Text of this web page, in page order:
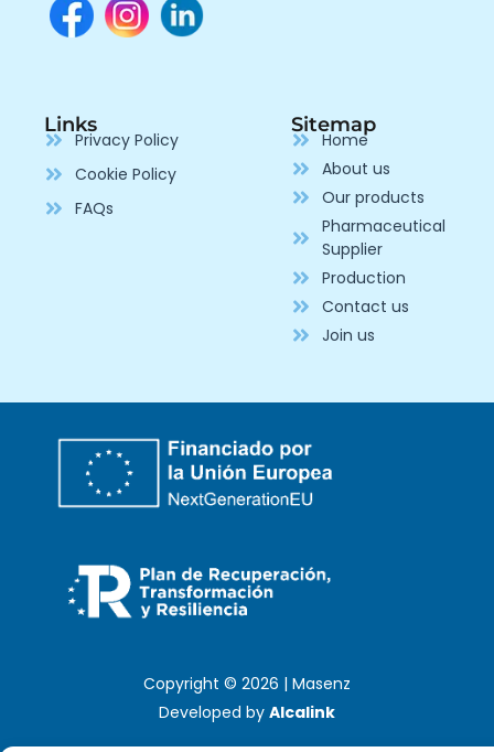
Links
Privacy Policy
Cookie Policy
FAQs
Sitemap
Home
About us
Our products
Pharmaceutical
Supplier
Production
Contact us
Join us
Copyright © 2026 | Masenz
Developed by Alcalink